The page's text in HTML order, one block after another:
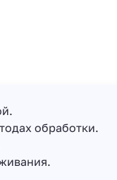
обработки.